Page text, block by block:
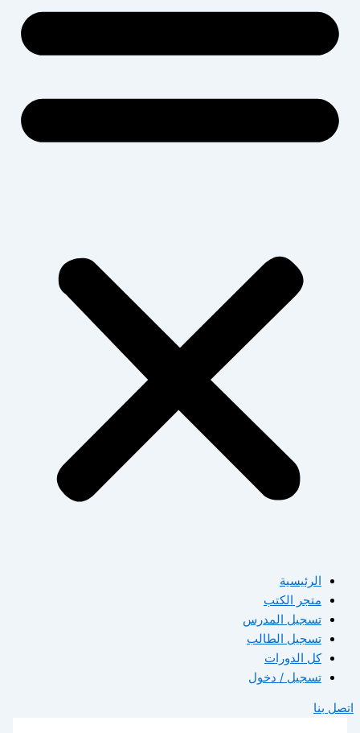
الرئيسية
متجر الكتب
تسجيل المدرس
تسجيل الطالب
كل الدورات
تسجيل / دخول
اتصل بنا